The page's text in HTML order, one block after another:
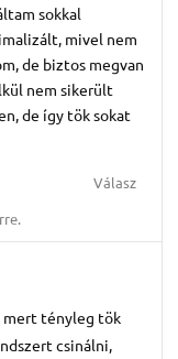
sokkal
mivel nem
de biztos megvan
nem sikerült
de így tök sokat
Válasz
mert tényleg tök
csinálni,